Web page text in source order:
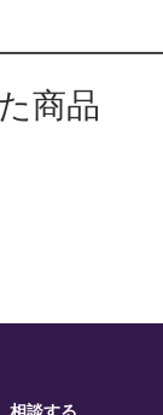
商品
相談する